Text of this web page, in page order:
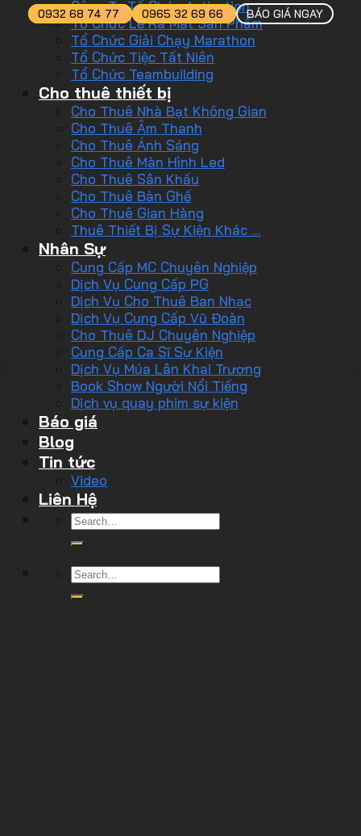
Công Ty Tổ Chức Activation
Tổ Chức Lễ Ra Mắt Sản Phẩm
Tổ Chức Giải Chạy Marathon
Tổ Chức Tiệc Tất Niên
Tổ Chức Teambuilding
Cho thuê thiết bị
Cho Thuê Nhà Bạt Không Gian
Cho Thuê Âm Thanh
Cho Thuê Ánh Sáng
Cho Thuê Màn Hình Led
Cho Thuê Sân Khấu
Cho Thuê Bàn Ghế
Cho Thuê Gian Hàng
Thuê Thiết Bị Sự Kiện Khác …
Nhân Sự
Cung Cấp MC Chuyên Nghiệp
Dịch Vụ Cung Cấp PG
Dịch Vụ Cho Thuê Ban Nhạc
Dịch Vụ Cung Cấp Vũ Đoàn
Cho Thuê DJ Chuyên Nghiệp
Cung Cấp Ca Sĩ Sự Kiện
Dịch Vụ Múa Lân Khai Trương
Book Show Người Nổi Tiếng
Dịch vụ quay phim sự kiện
Báo giá
Blog
Tin tức
Video
Liên Hệ
0932 68 74 77 0965 32 69 66 BÁO GIÁ NGAY